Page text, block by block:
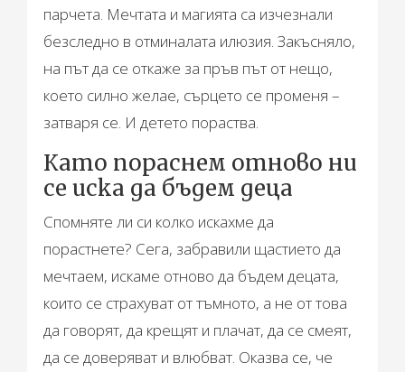
парчета. Мечтата и магията са изчезнали
безследно в отминалата илюзия. Закъсняло,
на път да се откаже за пръв път от нещо,
което силно желае, сърцето се променя –
затваря се. И детето пораства.
Като пораснем отново ни
се иска да бъдем деца
Спомняте ли си колко искахме да
порастнете? Сега, забравили щастието да
мечтаем, искаме отново да бъдем децата,
които се страхуват от тъмното, а не от това
да говорят, да крещят и плачат, да се смеят,
да се доверяват и влюбват. Оказва се, че